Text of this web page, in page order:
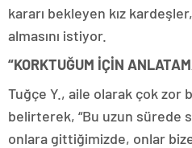
kararı bekleyen kız
almasını istiyor.
“KORKTUĞUM İÇİN
Tuğçe Y., aile olarak çok
belirterek, “Bu uzun sürede
onlara gittiğimizde, onlar